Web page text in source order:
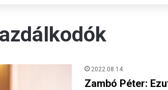
2022.08.14.
Zambó Péter: